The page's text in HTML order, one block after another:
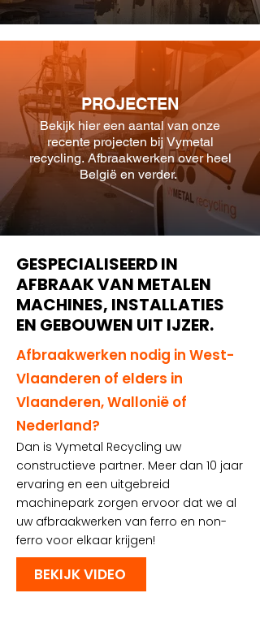
PROJECTEN
Bekijk hier een aantal van onze
recente projecten bij Vymetal
recycling. Afbraakwerken over heel
België en verder.
GESPECIALISEERD IN
AFBRAAK VAN METALEN
MACHINES, INSTALLATIES
EN GEBOUWEN UIT IJZER.
Afbraakwerken nodig in West-
Vlaanderen of elders in
Vlaanderen, Wallonië of
Nederland?
Dan is Vymetal Recycling uw
constructieve partner. Meer dan 10 jaar
ervaring en een uitgebreid
machinepark zorgen ervoor dat we al
uw afbraakwerken van ferro en non-
ferro voor elkaar krijgen!
BEKIJK VIDEO